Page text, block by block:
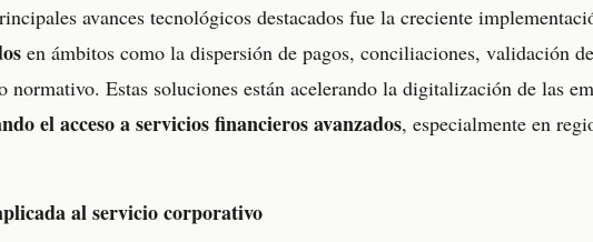
avances tecnológicos destacados fue la creciente
en ámbitos como la dispersión de pagos, conciliaciones, validación
normativo. Estas soluciones están acelerando la digitalización de las
el acceso a servicios financieros avanzados, especialmente en
al servicio corporativo